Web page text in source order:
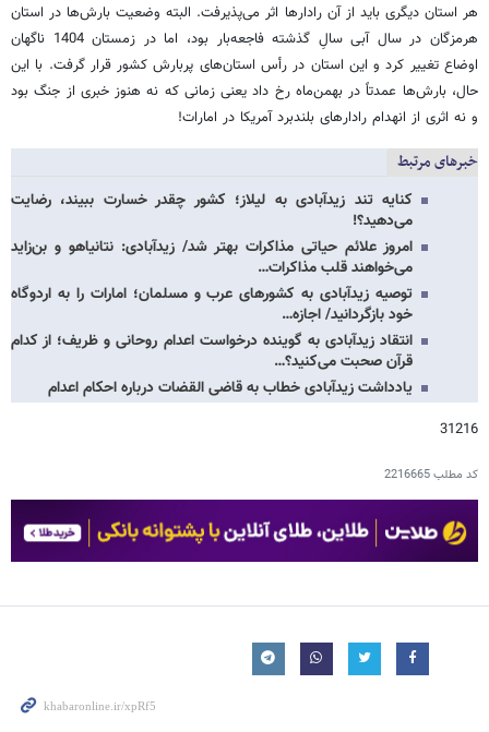
هر استان دیگری باید از آن رادارها اثر می‌پذیرفت. البته وضعیت بارش‌ها در استان
هرمزگان در سال آبی سالِ گذشته فاجعه‌بار بود، اما در زمستان 1404 ناگهان
اوضاع تغییر کرد و این استان در رأس استان‌های پربارش کشور قرار گرفت. با این
حال، بارش‌ها عمدتاً در بهمن‌ماه رخ داد یعنی زمانی که نه هنوز خبری از جنگ بود
و نه اثری از انهدام رادارهای بلندبرد آمریکا در امارات!
خبرهای مرتبط
کنایه تند زیدآبادی به لیلاز؛ کشور چقدر خسارت ببیند، رضایت
می‌دهید؟!
امروز علائم حیاتی مذاکرات بهتر شد/ زیدآبادی: نتانیاهو و بن‌زاید
می‌خواهند قلب مذاکرات…
توصیه زیدآبادی به کشورهای عرب و مسلمان؛ امارات را به اردوگاه
خود بازگردانید/ اجازه…
انتقاد زیدآبادی به گوینده درخواست اعدام روحانی و ظریف؛ از کدام
قرآن صحبت می‌کنید؟…
یادداشت زیدآبادی خطاب به قاضی القضات درباره احکام اعدام
31216
کد مطلب2216665